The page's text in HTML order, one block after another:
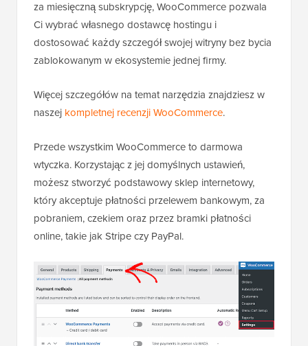
za miesięczną subskrypcję, WooCommerce pozwala
Ci wybrać własnego dostawcę hostingu i
dostosować każdy szczegół swojej witryny bez bycia
zablokowanym w ekosystemie jednej firmy.
Więcej szczegółów na temat narzędzia znajdziesz w
naszej kompletnej recenzji WooCommerce.
Przede wszystkim WooCommerce to darmowa
wtyczka. Korzystając z jej domyślnych ustawień,
możesz stworzyć podstawowy sklep internetowy,
który akceptuje płatności przelewem bankowym, za
pobraniem, czekiem oraz przez bramki płatności
online, takie jak Stripe czy PayPal.